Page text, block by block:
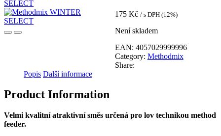
175 Kč / s DPH (12%)
Není skladem
EAN: 4057029999996
Category: Methodmix
Share:
Popis Další informace
Product Information
Velmi kvalitní atraktivní směs určená pro lov technikou method
feeder.